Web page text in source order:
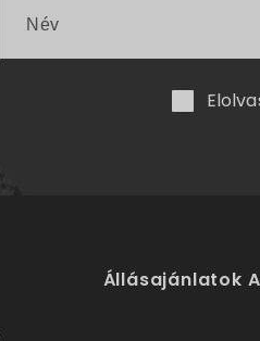
Állásajánlatok